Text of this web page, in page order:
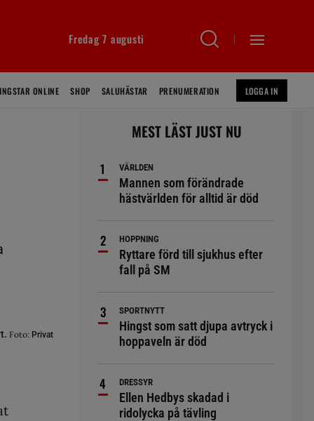
Fredag 7 augusti
ONLINE SHOP SALUHÄSTAR PRENUMERATION LOGGA IN
Foto: Privat
MEST LÄST JUST NU
VÄRLDEN
Mannen som förändrade
hästvärlden för alltid är död
HOPPNING
Ryttare förd till sjukhus efter
fall på SM
SPORTNYTT
Hingst som satt djupa avtryck i
hoppaveln är död
DRESSYR
Ellen Hedbys skadad i
ridolycka på tävling